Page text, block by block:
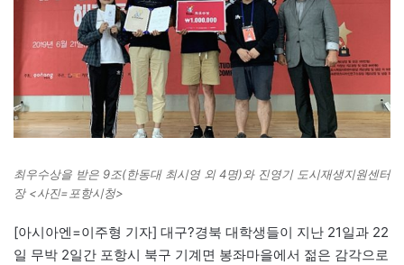
최우수상을 받은 9조(한동대 최시영 외 4명)와 진영기 도시재생지원센터
장 <사진=포항시청>
[아시아엔=이주형 기자] 대구?경북 대학생들이 지난 21일과 22
일 무박 2일간 포항시 북구 기계면 봉좌마을에서 젊은 감각으로